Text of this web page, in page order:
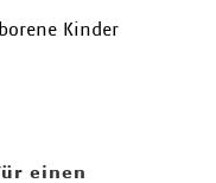
Kinder
einen